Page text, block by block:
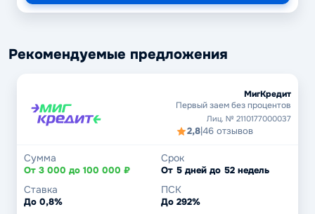
Рекомендуемые предложения
МигКредит
Первый заем без процентов
Лиц. № 2110177000037
2,8|46 отзывов
Сумма
От 3 000 до 100 000 ₽
Срок
От 5 дней до 52 недель
Ставка
До 0,8%
ПСК
До 292%